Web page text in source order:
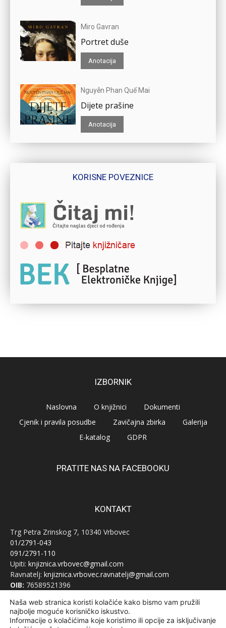
Miro Gavran
Portret duše
Anotacija
Nguyễn Phan Quế Mai
Dijete prašine
Anotacija
KORISNE POVEZNICE
IZBORNIK
Naslovna O knjižnici
Dokumenti
Cjenik i pravila posudbe
Zavičajna zbirka
Galerija
E-katalog
GDPR
PRATITE NAS NA FACEBOOKU
KONTAKT
Trg Petra Zrinskog 7, 10340 Vrbovec
01/2791-043
091/2791-110
Upiti: knjiznica.vrbovec@gmail.com
Ravnatelj: knjiznica.vrbovec.ravnatelj@gmail.com
OIB: 76589521396
Naša web stranica koristi kolačiće kako bismo vam pružili
najbolje moguće korisničko iskustvo.
Informacije o kolačićima koje koristimo ili opcije za isključivanje